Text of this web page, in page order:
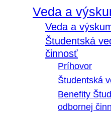
Veda a
Veda a
Študentská
činnosť
Príhovor
Študentská
Benefity
odbornej